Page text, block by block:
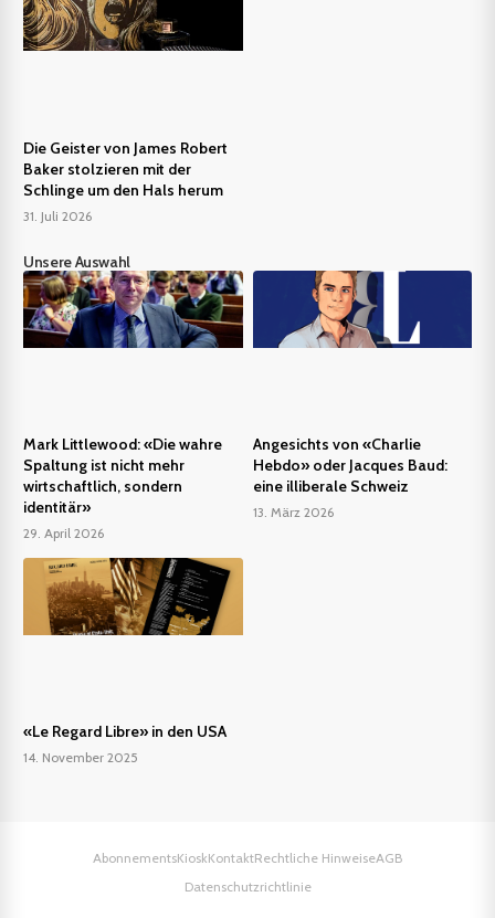
Die Geister von James Robert
Baker stolzieren mit der
Schlinge um den Hals herum
31. Juli 2026
Unsere Auswahl
Mark Littlewood: «Die wahre
Spaltung ist nicht mehr
wirtschaftlich, sondern
identitär»
29. April 2026
Angesichts von «Charlie
Hebdo» oder Jacques Baud:
eine illiberale Schweiz
13. März 2026
«Le Regard Libre» in den USA
14. November 2025
AbonnementsKioskKontaktRechtliche HinweiseAGB
Datenschutzrichtlinie